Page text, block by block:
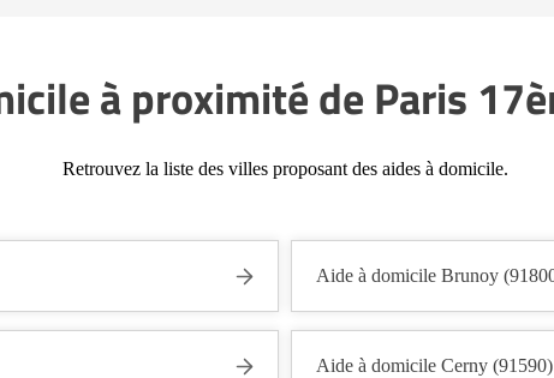
à proximité de Paris
Retrouvez la liste des villes proposant des aides à domicile.
Aide à domicile Brunoy
Aide à domicile Cerny (91590)